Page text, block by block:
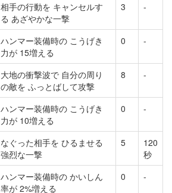
相手の行動を キャンセルす
る あざやかな一撃
3 -
ハンマー装備時の こうげき
力が 15増える
0 -
大地の衝撃波で 自分の周り
の敵を ふっとばして攻撃
8 -
ハンマー装備時の こうげき
力が 10増える
0 -
なぐった相手を ひるませる
強烈な一撃
5
120
秒
ハンマー装備時の かいしん
率が 2%増える
0 -